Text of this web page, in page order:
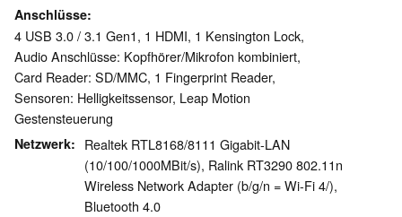
Anschlüsse
4 USB 3.0 / 3.1 Gen1, 1 HDMI, 1 Kensington Lock,
Audio Anschlüsse: Kopfhörer/Mikrofon kombiniert,
Card Reader: SD/MMC, 1 Fingerprint Reader,
Sensoren: Helligkeitssensor, Leap Motion
Gestensteuerung
Netzwerk
Realtek RTL8168/8111 Gigabit-LAN
(10/100/1000MBit/s), Ralink RT3290 802.11n
Wireless Network Adapter (b/g/n = Wi-Fi 4/),
Bluetooth 4.0